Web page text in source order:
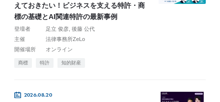
えておきたい！ビジネスを支える特許・商
標の基礎とAI関連特許の最新事例
登壇者 足立 俊彦 後藤 公代
主催
法律事務所ZeLo
開催場所
オンライン
商標 特許 知的財産
2026.08.20